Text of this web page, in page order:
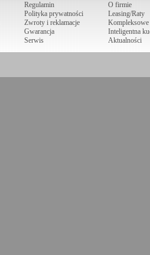
Regulamin
Polityka prywatności
Zwroty i reklamacje
Gwarancja
Serwis
O firmie
Leasing/Raty
Kompleksowe
Inteligentna
Aktualności